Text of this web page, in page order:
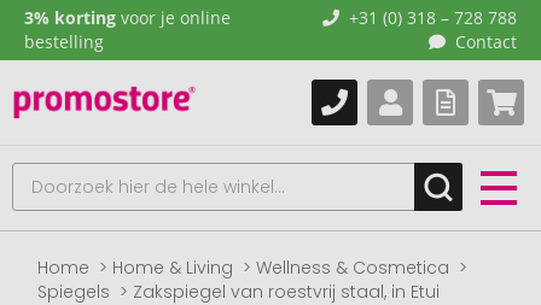
3% korting voor je online
bestelling
+31 (0) 318 – 728 788
Contact
Home Home & Living
Wellness & Cosmetica
Spiegels
Zakspiegel van roestvrij staal, in Etui